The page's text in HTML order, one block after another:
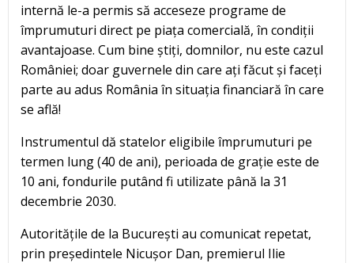
internă le-a permis să acceseze programe de
împrumuturi direct pe piața comercială, în condiții
avantajoase. Cum bine știți, domnilor, nu este cazul
României; doar guvernele din care ați făcut și faceți
parte au adus România în situația financiară în care
se află!
Instrumentul dă statelor eligibile împrumuturi pe
termen lung (40 de ani), perioada de grație este de
10 ani, fondurile putând fi utilizate până la 31
decembrie 2030.
Autoritățile de la București au comunicat repetat,
prin președintele Nicușor Dan, premierul Ilie